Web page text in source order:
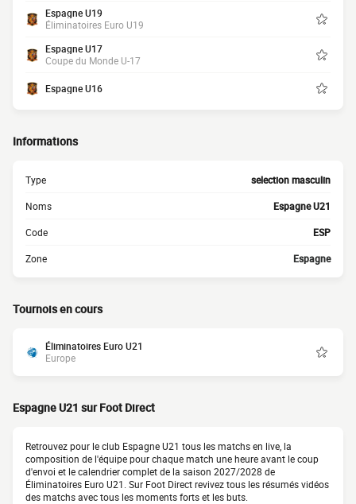
Espagne U19
Éliminatoires Euro U19
Espagne U17
Coupe du Monde U-17
Espagne U16
Informations
Type selection masculin
Noms Espagne U21
Code ESP
Zone Espagne
Tournois en cours
Éliminatoires Euro U21
Europe
Espagne U21 sur Foot Direct
Retrouvez pour le club Espagne U21 tous les matchs en live, la
composition de l'équipe pour chaque match une heure avant le coup
d'envoi et le calendrier complet de la saison 2027/2028 de
Éliminatoires Euro U21. Sur Foot Direct revivez tous les résumés vidéos
des matchs avec tous les moments forts et les buts.